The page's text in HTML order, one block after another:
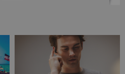
Jugendliche durch Rock und
und große Fragen. Zum 70.
Blick zurück. Vom Filmheft zur